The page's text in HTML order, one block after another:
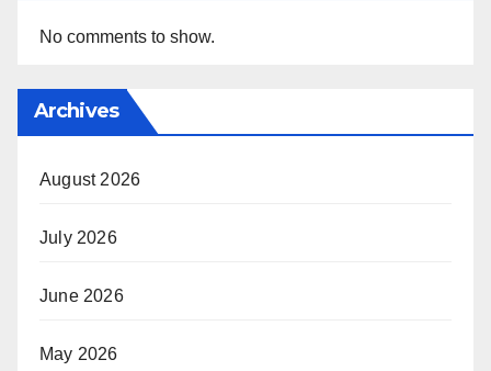
No comments to show.
Archives
August 2026
July 2026
June 2026
May 2026